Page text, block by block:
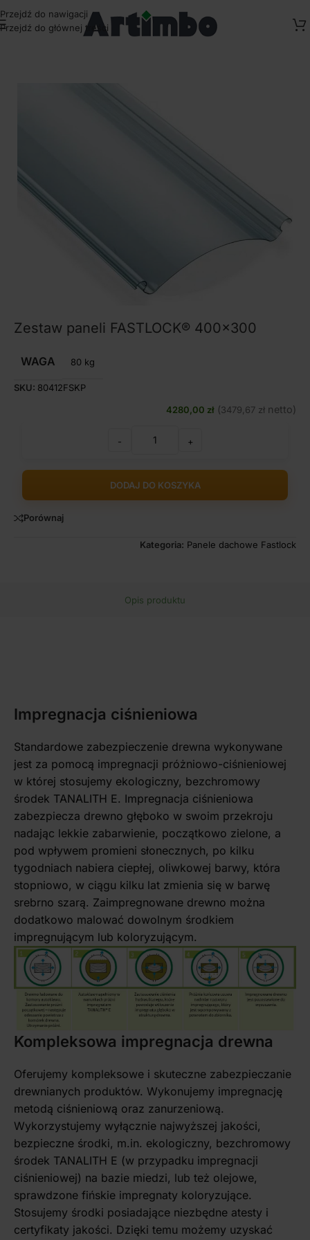
Przejdź do nawigacji
Przejdź do głównej treści
Strona główna Pokrycia dachowe Panele dachowe Fastlock
Zestaw paneli FASTLOCK® 400×300
WAGA 80 kg
SKU: 80412FSKP
4280,00 zł (3479,67 zł netto)
- +
DODAJ DO KOSZYKA
Porównaj
Kategoria: Panele dachowe Fastlock
Opis produktu
Impregnacja ciśnieniowa
Standardowe zabezpieczenie drewna wykonywane
jest za pomocą impregnacji próżniowo-ciśnieniowej
w której stosujemy ekologiczny, bezchromowy
środek TANALITH E. Impregnacja ciśnieniowa
zabezpiecza drewno głęboko w swoim przekroju
nadając lekkie zabarwienie, początkowo zielone, a
pod wpływem promieni słonecznych, po kilku
tygodniach nabiera ciepłej, oliwkowej barwy, która
stopniowo, w ciągu kilku lat zmienia się w barwę
srebrno szarą. Zaimpregnowane drewno można
dodatkowo malować dowolnym środkiem
impregnującym lub koloryzującym.
Kompleksowa impregnacja drewna
Oferujemy kompleksowe i skuteczne zabezpieczanie
drewnianych produktów. Wykonujemy impregnację
metodą ciśnieniową oraz zanurzeniową.
Wykorzystujemy wyłącznie najwyższej jakości,
bezpieczne środki, m.in. ekologiczny, bezchromowy
środek TANALITH E (w przypadku impregnacji
ciśnieniowej) na bazie miedzi, lub też olejowe,
sprawdzone fińskie impregnaty koloryzujące.
Stosujemy środki posiadające niezbędne atesty i
certyfikaty jakości. Dzięki temu możemy uzyskać